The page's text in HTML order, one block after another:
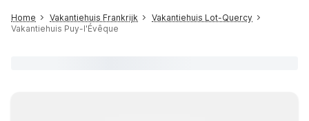
Home Vakantiehuis Frankrijk
Vakantiehuis Lot-Quercy
Vakantiehuis Puy-l'Évêque